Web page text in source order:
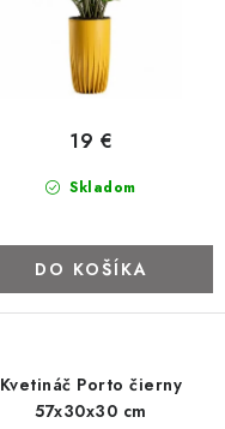
Skladom
19 €
DO KOŠÍKA
Kvetináč Porto čierny
57x30x30 cm